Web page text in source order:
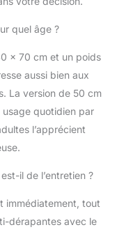
quel âge ?
x 70 cm et un poids
aussi bien aux
La version de 50 cm
quotidien par
l’apprécient
il de l’entretien ?
immédiatement, tout
dérapantes avec le